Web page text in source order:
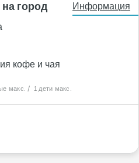
город
Информация
кофе и чая
макс. / 1 дети макс.